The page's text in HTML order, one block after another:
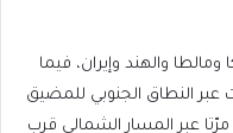
والهند وإيران، فيما
أن 3 سفن عبرت عبر النطاق الجنوبي للمضيق
عبر المسار الشمالي قرب